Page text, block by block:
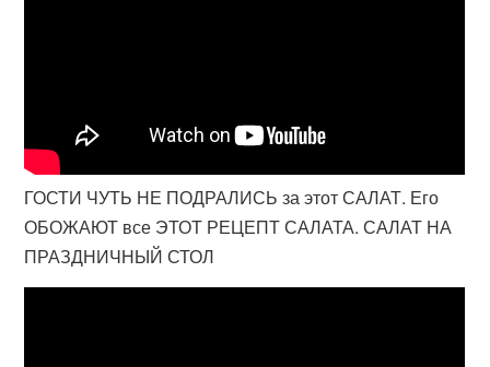
ГОСТИ ЧУТЬ НЕ ПОДРАЛИСЬ за этот САЛАТ. Его
ОБОЖАЮТ все ЭТОТ РЕЦЕПТ САЛАТА. САЛАТ НА
ПРАЗДНИЧНЫЙ СТОЛ